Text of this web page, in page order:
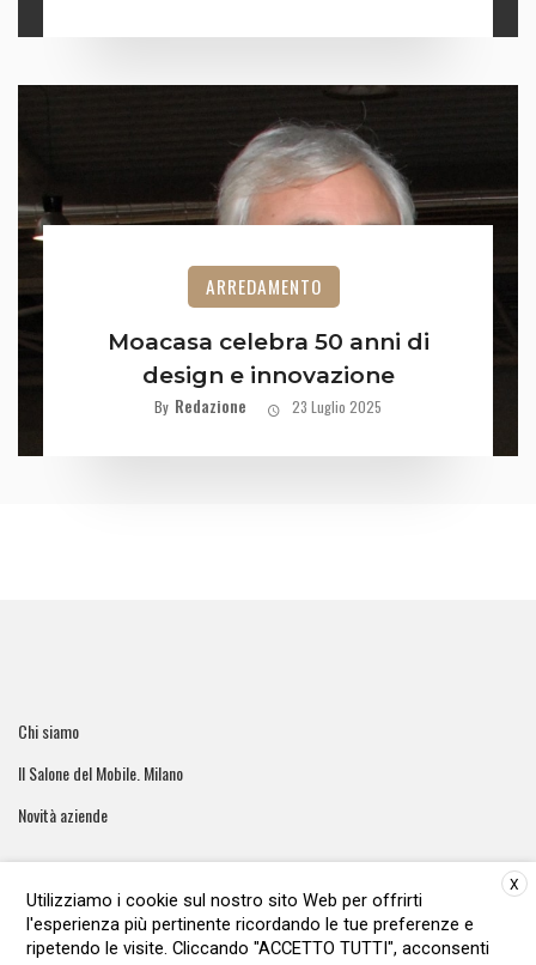
ARREDAMENTO
Moacasa celebra 50 anni di
design e innovazione
By Redazione 23 Luglio 2025
Chi siamo
Il Salone del Mobile. Milano
Novità aziende
ArreCasa e' una testata giornalistica registrata al tribunale di
Roma - Numero 51/2016 Direttore responsabile: Raffaella Roani
X
Utilizziamo i cookie sul nostro sito Web per offrirti
l'esperienza più pertinente ricordando le tue preferenze e
ripetendo le visite. Cliccando "ACCETTO TUTTI", acconsenti